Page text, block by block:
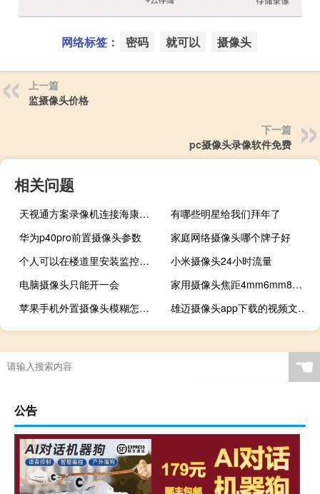
网络标签： 密码 就可以 摄像头
上一篇
监摄像头价格
下一篇
pc摄像头录像软件免费
相关问题
天视通方案录像机连接海康摄像头
有哪些明星给我们拜年了
华为p40pro前置摄像头参数
家庭网络摄像头哪个牌子好
个人可以在楼道里安装监控摄像头吗?
小米摄像头24小时流量
电脑摄像头只能开一会
家用摄像头焦距4mm6mm8mm怎么选
苹果手机外置摄像头模糊怎么办
雄迈摄像头app下载的视频文件在哪查看
☚
公告